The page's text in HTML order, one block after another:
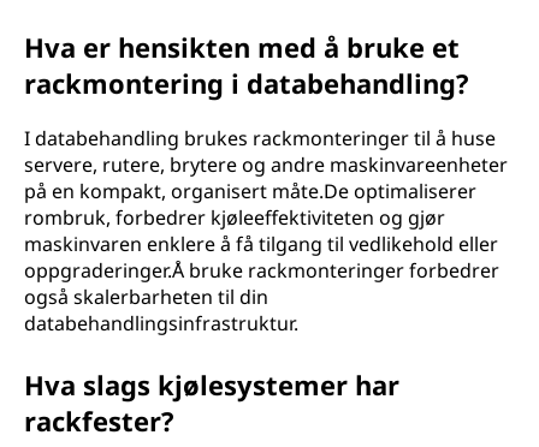
Hva er hensikten med å bruke et
rackmontering i databehandling?
I databehandling brukes rackmonteringer til å huse
servere, rutere, brytere og andre maskinvareenheter
på en kompakt, organisert måte.De optimaliserer
rombruk, forbedrer kjøleeffektiviteten og gjør
maskinvaren enklere å få tilgang til vedlikehold eller
oppgraderinger.Å bruke rackmonteringer forbedrer
også skalerbarheten til din
databehandlingsinfrastruktur.
Hva slags kjølesystemer har
rackfester?